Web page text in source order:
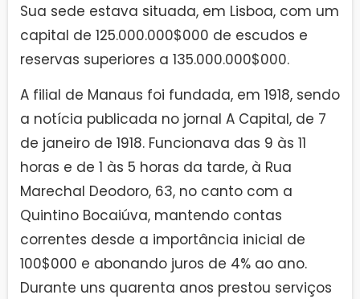
Sua sede estava situada, em Lisboa, com um
capital de 125.000.000$000 de escudos e
reservas superiores a 135.000.000$000.
A filial de Manaus foi fundada, em 1918, sendo
a notícia publicada no jornal A Capital, de 7
de janeiro de 1918. Funcionava das 9 às 11
horas e de 1 às 5 horas da tarde, à Rua
Marechal Deodoro, 63, no canto com a
Quintino Bocaiúva, mantendo contas
correntes desde a importância inicial de
100$000 e abonando juros de 4% ao ano.
Durante uns quarenta anos prestou serviços